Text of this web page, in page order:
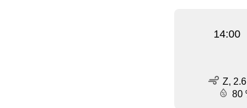
14:00
Z,
80